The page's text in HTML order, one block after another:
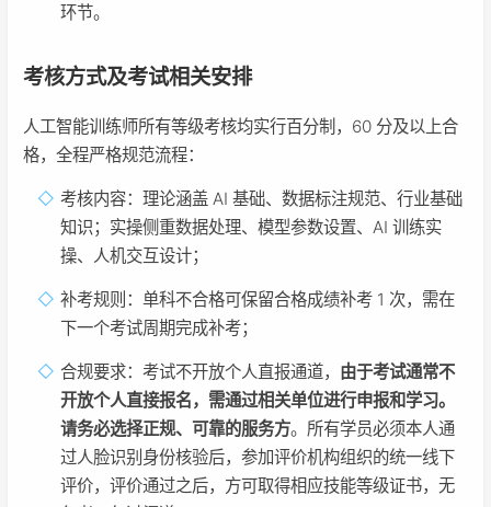
环节。
考核方式及考试相关安排
人工智能训练师所有等级考核均实行百分制，60 分及以上合
格，全程严格规范流程：
考核内容：理论涵盖 AI 基础、数据标注规范、行业基础
知识；实操侧重数据处理、模型参数设置、AI 训练实
操、人机交互设计；
补考规则：单科不合格可保留合格成绩补考 1 次，需在
下一个考试周期完成补考；
合规要求：考试不开放个人直报通道， 由于考试通常不
开放个人直接报名，需通过相关单位进行申报和学习。
请务必选择正规、可靠的服务方。所有学员必须本人通
过人脸识别身份核验后，参加评价机构组织的统一线下
评价，评价通过之后，方可取得相应技能等级证书，无